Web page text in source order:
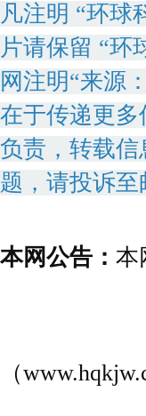
凡注明 “环球
片请保留 “环
网注明“来源
在于传递更
负责，转载
题，请投诉至
本网公告： 本
（